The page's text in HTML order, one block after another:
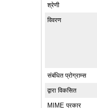
श्रेणी
विवरण
संबंधित प्रोग्राम्स
द्वारा विकसित
MIME प्रकार